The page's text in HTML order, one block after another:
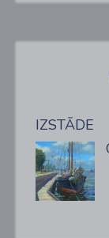
IZSTĀDE